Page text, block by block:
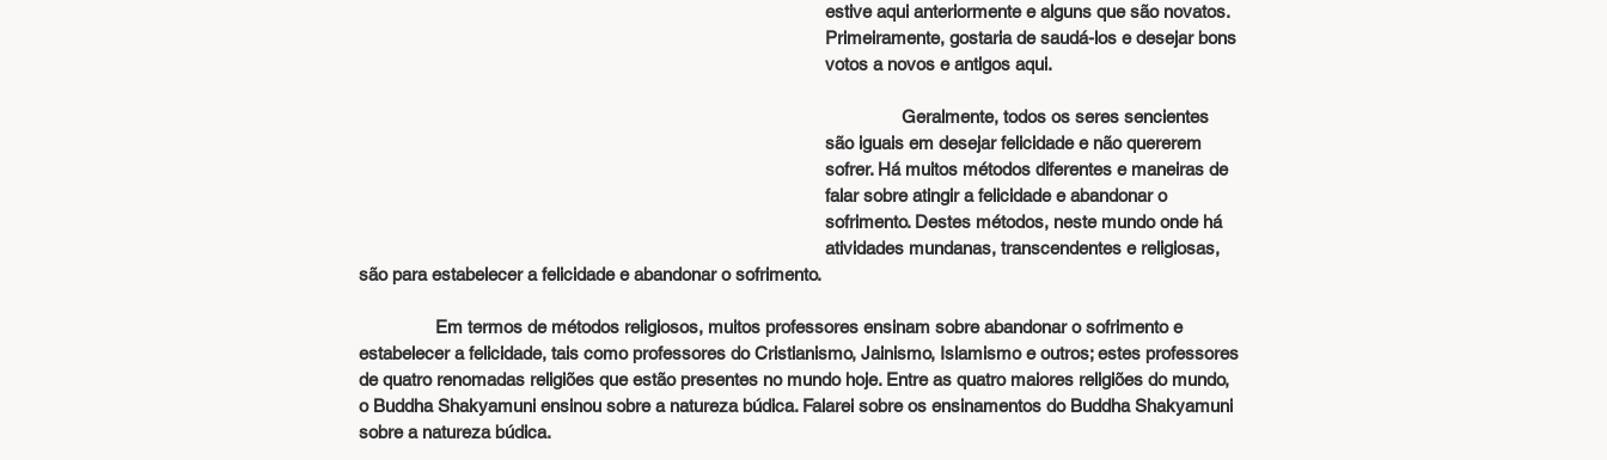
estive aqui anteriormente e alguns que são novatos.
Primeiramente, gostaria de saudá-los e desejar bons
votos a novos e antigos aqui.
são iguais em desejar felicidade e não quererem
sofrer. Há muitos métodos diferentes e maneiras de
falar sobre atingir a felicidade e abandonar o
sofrimento. Destes métodos, neste mundo onde há
atividades mundanas, transcendentes e religiosas,
são para estabelecer a felicidade e abandonar o sofrimento.
estabelecer a felicidade, tais como professores do Cristianismo, Jainismo, Islamismo e outros; estes professores
de quatro renomadas religiões que estão presentes no mundo hoje. Entre as quatro maiores religiões do mundo,
o Buddha Shakyamuni ensinou sobre a natureza búdica. Falarei sobre os ensinamentos do Buddha Shakyamuni
sobre a natureza búdica.